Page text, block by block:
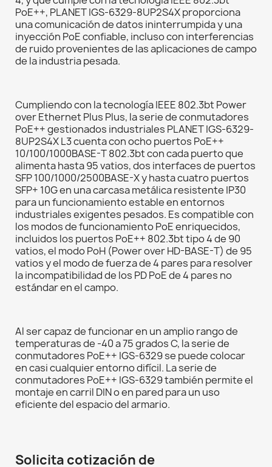
PoE++, PLANET IGS-6329-8UP2S4X proporciona
una comunicación de datos ininterrumpida y una
inyección PoE confiable, incluso con interferencias
de ruido provenientes de las aplicaciones de campo
de la industria pesada.
Cumpliendo con la tecnología IEEE 802.3bt Power
over Ethernet Plus Plus, la serie de conmutadores
PoE++ gestionados industriales PLANET IGS-6329-
8UP2S4X L3 cuenta con ocho puertos PoE++
10/100/1000BASE-T 802.3bt con cada puerto que
alimenta hasta 95 vatios, dos interfaces de puertos
SFP 100/1000/2500BASE-X y hasta cuatro puertos
SFP+ 10G en una carcasa metálica resistente IP30
para un funcionamiento estable en entornos
industriales exigentes pesados. Es compatible con
los modos de funcionamiento PoE enriquecidos,
incluidos los puertos PoE++ 802.3bt tipo 4 de 90
vatios, el modo PoH (Power over HD-BASE-T) de 95
vatios y el modo de fuerza de 4 pares para resolver
la incompatibilidad de los PD PoE de 4 pares no
estándar en el campo.
Al ser capaz de funcionar en un amplio rango de
temperaturas de -40 a 75 grados C, la serie de
conmutadores PoE++ IGS-6329 se puede colocar
en casi cualquier entorno difícil. La serie de
conmutadores PoE++ IGS-6329 también permite el
montaje en carril DIN o en pared para un uso
eficiente del espacio del armario.
Solicita cotización de